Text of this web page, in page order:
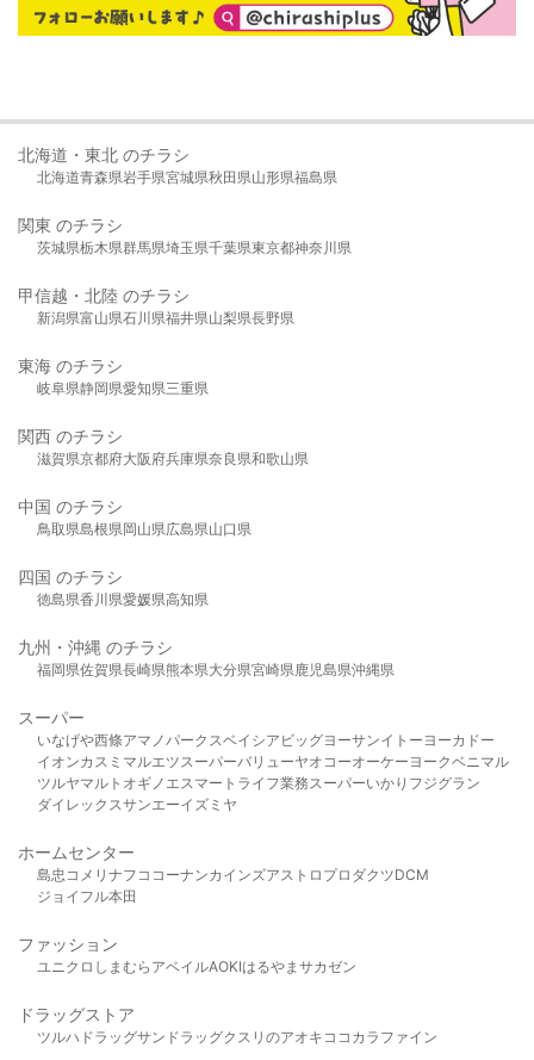
北海道・東北 のチラシ
北海道青森県岩手県宮城県秋田県山形県福島県
関東 のチラシ
茨城県栃木県群馬県埼玉県千葉県東京都神奈川県
甲信越・北陸 のチラシ
新潟県富山県石川県福井県山梨県長野県
東海 のチラシ
岐阜県静岡県愛知県三重県
関西 のチラシ
滋賀県京都府大阪府兵庫県奈良県和歌山県
中国 のチラシ
鳥取県島根県岡山県広島県山口県
四国 のチラシ
徳島県香川県愛媛県高知県
九州・沖縄 のチラシ
福岡県佐賀県長崎県熊本県大分県宮崎県鹿児島県沖縄県
スーパー
いなげや西條アマノパークスベイシア ビッグヨーサンイトーヨーカドー
イオンカスミ マルエツスーパーバリューヤオコーオーケー ヨークベニマル
ツルヤマルト オギノ エスマート ライフ業務スーパーいかり フジグラン
ダイレックスサンエーイズミヤ
ホームセンター
島忠 コメリ ナフコ コーナンカインズアストロプロダクツDCM
ジョイフル本田
ファッション
ユニクロ しまむら アベイルAOKIはるやま サカゼン
ドラッグストア
ツルハドラッグサンドラッグクスリのアオキ ココカラファイン